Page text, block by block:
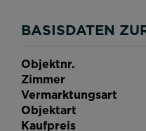
BASISDATEN
Objektnr.
Zimmer
Vermarktungsart
Objektart
Kaufpreis